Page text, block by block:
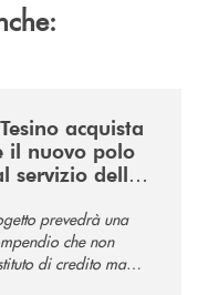
acquista
il nuovo polo
servizio della
prevedrà una
che non
di credito ma